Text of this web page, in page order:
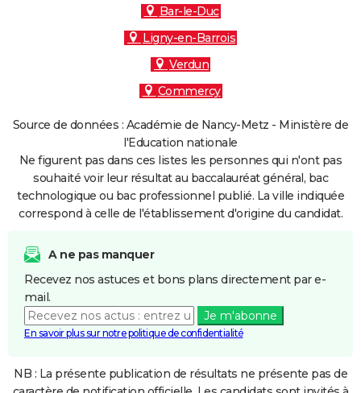
Bar-le-Duc
Ligny-en-Barrois
Verdun
Commercy
Source de données : Académie de Nancy-Metz - Ministère de
l'Education nationale
Ne figurent pas dans ces listes les personnes qui n'ont pas
souhaité voir leur résultat au baccalauréat général, bac
technologique ou bac professionnel publié. La ville indiquée
correspond à celle de l'établissement d'origine du candidat.
A ne pas manquer
Recevez nos astuces et bons plans directement par e-
mail.
Je m'abonne
En savoir plus sur notre politique de confidentialité
NB : La présente publication de résultats ne présente pas de